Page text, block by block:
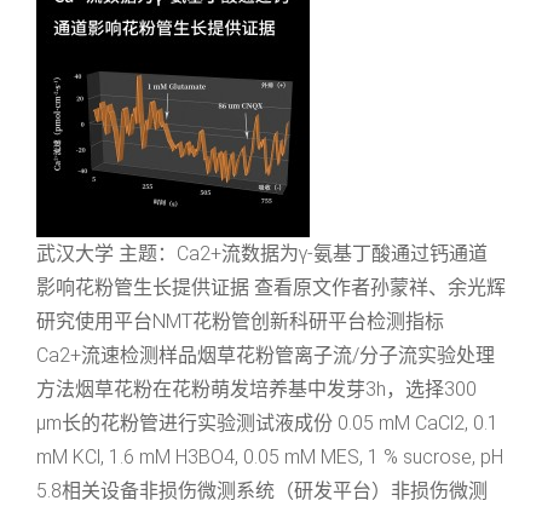
武汉大学 主题：Ca2+流数据为γ-氨基丁酸通过钙通道
影响花粉管生长提供证据 查看原文作者孙蒙祥、余光辉
研究使用平台NMT花粉管创新科研平台检测指标
Ca2+流速检测样品烟草花粉管离子流/分子流实验处理
方法烟草花粉在花粉萌发培养基中发芽3h，选择300
μm长的花粉管进行实验测试液成份 0.05 mM CaCl2, 0.1
mM KCl, 1.6 mM H3BO4, 0.05 mM MES, 1 % sucrose, pH
5.8相关设备非损伤微测系统（研发平台）非损伤微测